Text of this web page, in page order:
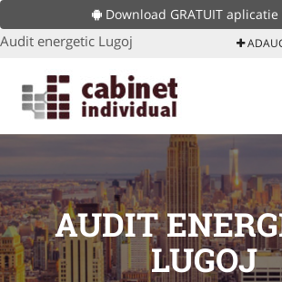
Download GRATUIT
Audit energetic Lugoj
AUDIT
LUGOJ